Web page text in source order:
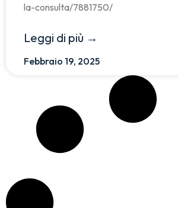
la-consulta/7881750/
Leggi di più →
Febbraio 19, 2025